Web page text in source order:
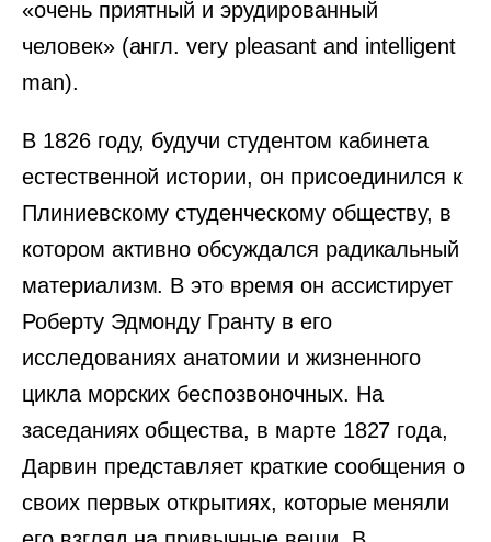
«очень приятный и эрудированный
человек» (англ. very pleasant and intelligent
man).
В 1826 году, будучи студентом кабинета
естественной истории, он присоединился к
Плиниевскому студенческому обществу, в
котором активно обсуждался радикальный
материализм. В это время он ассистирует
Роберту Эдмонду Гранту в его
исследованиях анатомии и жизненного
цикла морских беспозвоночных. На
заседаниях общества, в марте 1827 года,
Дарвин представляет краткие сообщения о
своих первых открытиях, которые меняли